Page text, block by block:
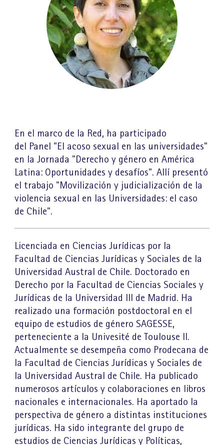
En el marco de la Red, ha participado
del Panel "El acoso sexual en las universidades"
en la Jornada "Derecho y género en América
Latina: Oportunidades y desafíos". Allí presentó
el trabajo "Movilización y judicialización de la
violencia sexual en las Universidades: el caso
de Chile".
Licenciada en Ciencias Jurídicas por la
Facultad de Ciencias Jurídicas y Sociales de la
Universidad Austral de Chile. Doctorado en
Derecho por la Facultad de Ciencias Sociales y
Jurídicas de la Universidad III de Madrid. Ha
realizado una formación postdoctoral en el
equipo de estudios de género SAGESSE,
perteneciente a la Univesité de Toulouse II.
Actualmente se desempeña como Prodecana de
la Facultad de Ciencias Jurídicas y Sociales de
la Universidad Austral de Chile. Ha publicado
numerosos artículos y colaboraciones en libros
nacionales e internacionales. Ha aportado la
perspectiva de género a distintas instituciones
jurídicas. Ha sido integrante del grupo de
estudios de Ciencias Jurídicas y Políticas,